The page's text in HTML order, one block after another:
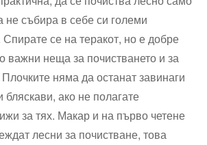
не събира в себе си големи
Спирате се на теракот, но е добре
важни неща за почистването и за
няма да останат завинаги
бляскави, ако не полагате
за тях. Макар и на първо четене
лесни за почистване, това